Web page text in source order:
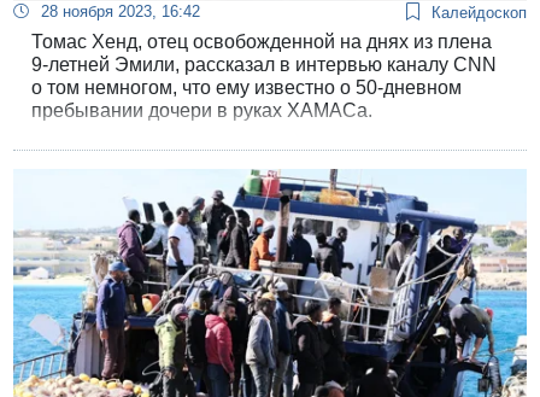
28 ноября 2023, 16:42 Калейдоскоп
Томас Хенд, отец освобожденной на днях из плена
9-летней Эмили, рассказал в интервью каналу CNN
о том немногом, что ему известно о 50-дневном
пребывании дочери в руках ХАМАСа.